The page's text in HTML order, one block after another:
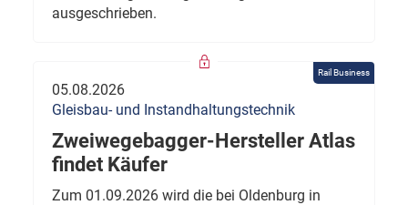
ausgeschrieben.
Rail Business
05.08.2026
Gleisbau- und Instandhaltungstechnik
Zweiwegebagger-Hersteller Atlas
findet Käufer
Zum 01.09.2026 wird die bei Oldenburg in